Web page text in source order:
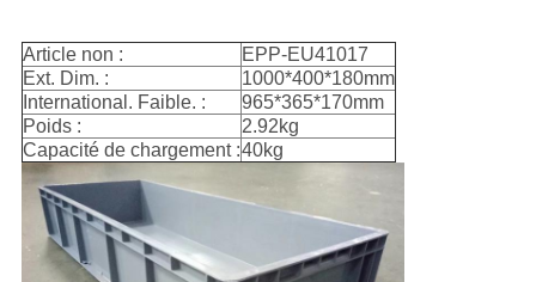
Article non :
EPP-EU41017
Ext. Dim. :
1000*400*180mm
International. Faible. :
965*365*170mm
Poids :
2.92kg
Capacité de chargement :40kg